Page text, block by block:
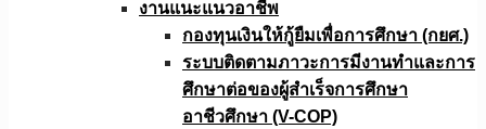
งานแนะแนวอาชีพ
กองทุนเงินให้กู้ยืมเพื่อการศึกษา (กยศ.)
ระบบติดตามภาวะการมีงานทำและการ
ศึกษาต่อของผู้สำเร็จการศึกษา
อาชีวศึกษา (V-COP)